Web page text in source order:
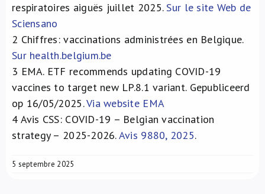
respiratoires aiguës juillet 2025.Sur le site Web de
Sciensano
2 Chiffres: vaccinations administrées en Belgique.
Sur health.belgium.be
3 EMA. ETF recommends updating COVID-19
vaccines to target new LP.8.1 variant. Gepubliceerd
op 16/05/2025.Via website EMA
4 Avis CSS: COVID-19 – Belgian vaccination
strategy – 2025-2026.Avis 9880, 2025.
5 septembre 2025